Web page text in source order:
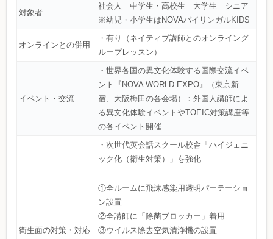
対象者
社会人 中学生・高校生 大学生 シニア
※幼児・小学生はNOVAバイリンガルKIDS
オンラインとの併用
・有り（ネイティブ講師とのオンライング
ループレッスン）
イベント・交流
・世界各国の異文化体験する国際交流イベ
ント『NOVA WORLD EXPO』（東京新
宿、大阪梅田の各会場）：外国人講師によ
る異文化体験イベントやTOEIC対策講座等
の各イベント開催
衛生面の対策・対応
・次世代英会話スクール校舎「ハイジェニ
ック化（衛生対策）」を強化
①全ルームに飛沫感染用透明パーテーショ
ン設置
②全講師に「除菌ブロッカー」着用
③ウイルス除去空気清浄機の設置